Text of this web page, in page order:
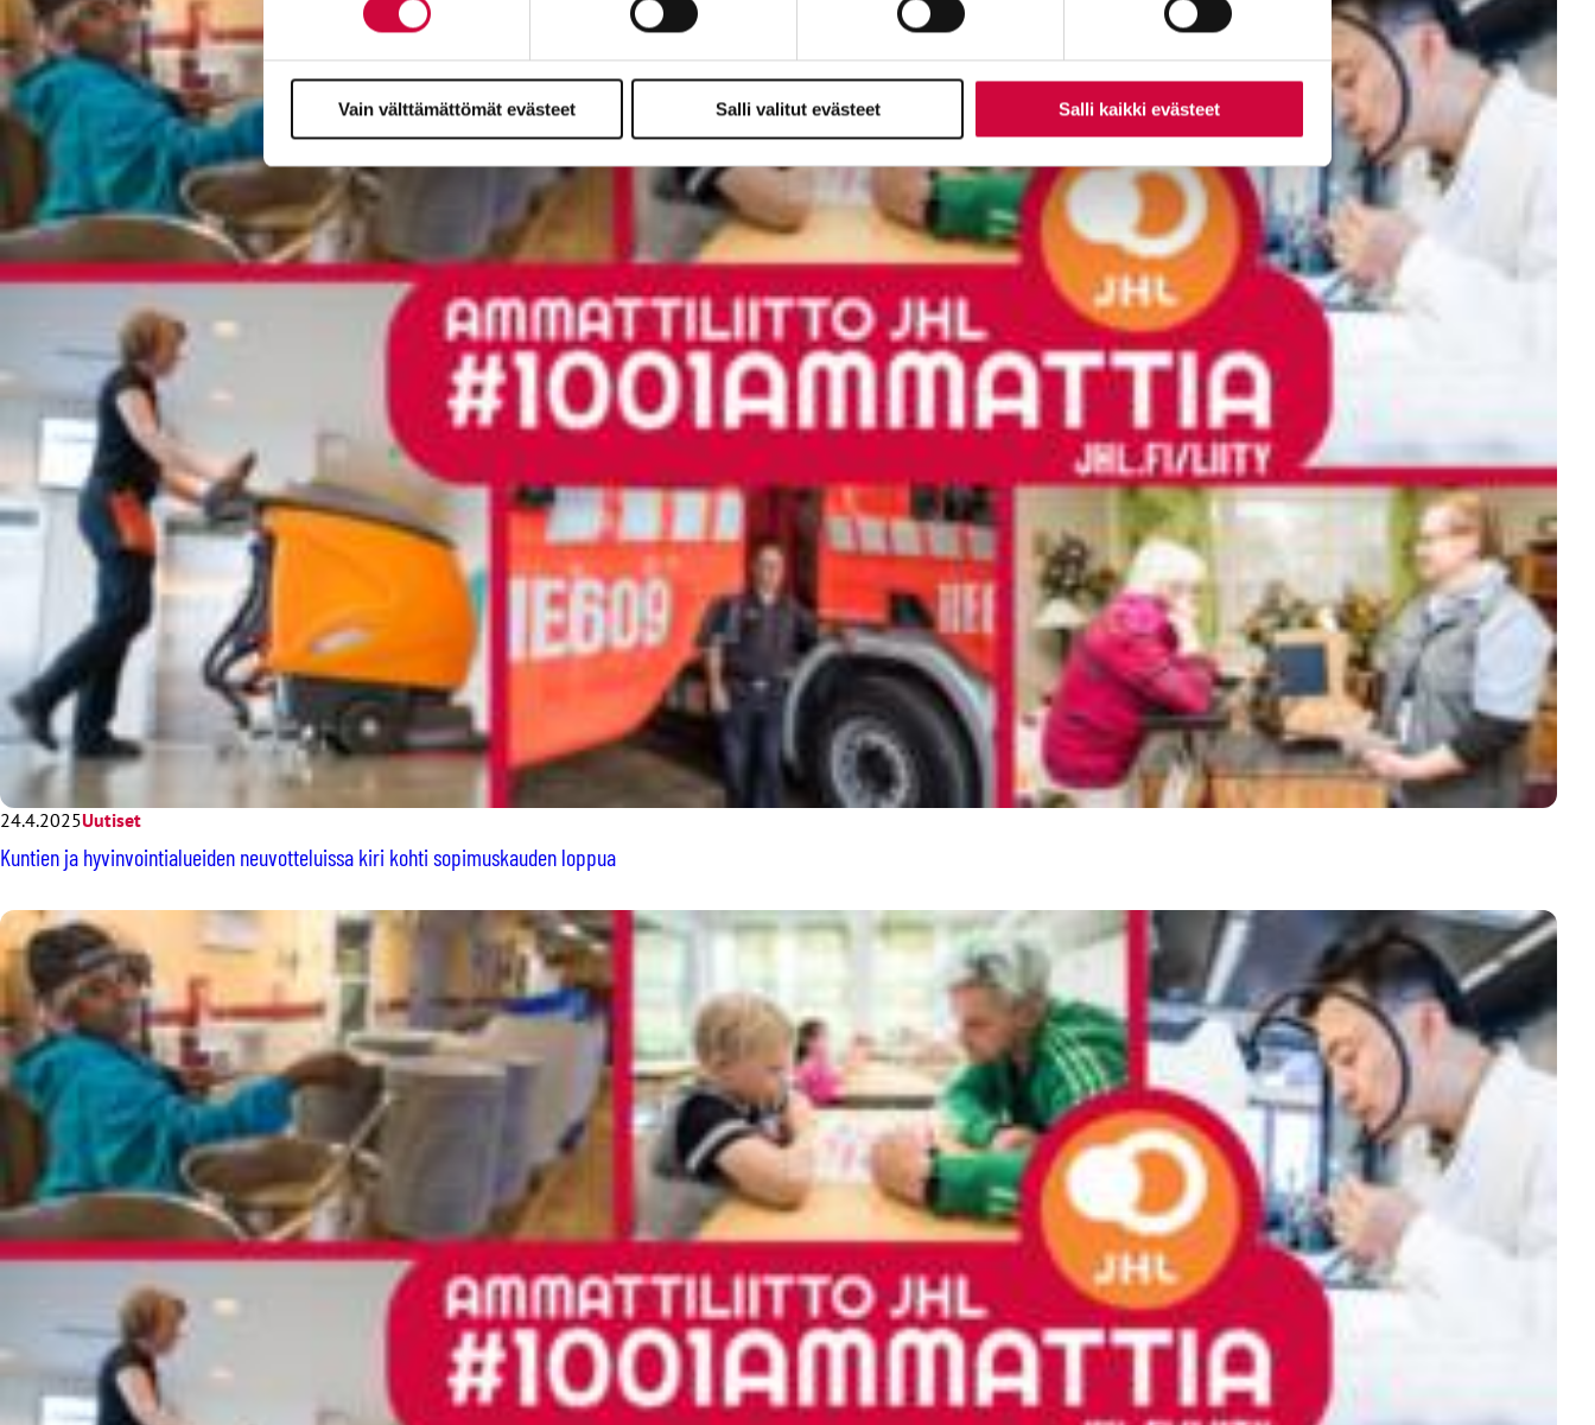
Vain välttämättömät evästeet Salli valitut evästeet Salli kaikki evästeet
24.4.2025Uutiset
Kuntien ja hyvinvointialueiden neuvotteluissa kiri kohti sopimuskauden loppua